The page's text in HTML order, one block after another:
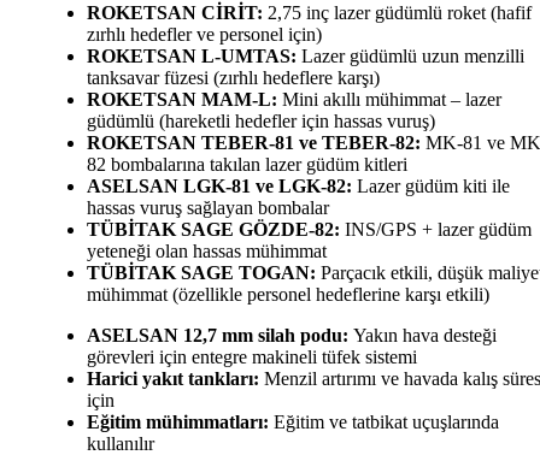
ROKETSAN CİRİT: 2,75 inç lazer güdümlü roket (hafif
zırhlı hedefler ve personel için)
ROKETSAN L-UMTAS: Lazer güdümlü uzun menzilli
tanksavar füzesi (zırhlı hedeflere karşı)
ROKETSAN MAM-L: Mini akıllı mühimmat – lazer
güdümlü (hareketli hedefler için hassas vuruş)
ROKETSAN TEBER-81 ve TEBER-82: MK-81 ve
82 bombalarına takılan lazer güdüm kitleri
ASELSAN LGK-81 ve LGK-82: Lazer güdüm kiti ile
hassas vuruş sağlayan bombalar
TÜBİTAK SAGE GÖZDE-82: INS/GPS + lazer güdüm
yeteneği olan hassas mühimmat
TÜBİTAK SAGE TOGAN: Parçacık etkili, düşük
mühimmat (özellikle personel hedeflerine karşı etkili)
ASELSAN 12,7 mm silah podu: Yakın hava desteği
görevleri için entegre makineli tüfek sistemi
Harici yakıt tankları: Menzil artırımı ve havada kalış
için
Eğitim mühimmatları: Eğitim ve tatbikat uçuşlarında
kullanılır